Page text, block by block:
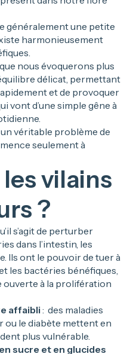
généralement une petite
harmonieusement
nous évoquerons plus
délicat, permettant
et de provoquer
vont d’une simple gêne à
véritable problème de
seulement à
vilains
?
s’agit de perturber
dans l’intestin, les
Ils ont le pouvoir de tuer à
les bactéries bénéfiques,
ouverte à la prolifération
affaibli : des maladies
ou le diabète mettent en
plus vulnérable.
sucre et en glucides